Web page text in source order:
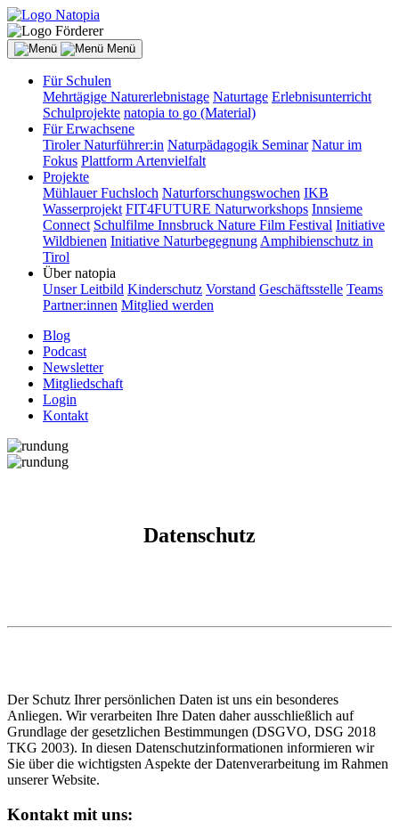
Menü
Für Schulen
Mehrtägige Naturerlebnistage Naturtage Erlebnisunterricht
Schulprojekte natopia to go (Material)
Für Erwachsene
Tiroler Naturführer:in Naturpädagogik Seminar Natur im
Fokus Plattform Artenvielfalt
Projekte
Mühlauer Fuchsloch Naturforschungswochen IKB
Wasserprojekt FIT4FUTURE Naturworkshops Innsieme
Connect Schulfilme Innsbruck Nature Film Festival Initiative
Wildbienen Initiative Naturbegegnung Amphibienschutz in
Tirol
Über natopia
Unser Leitbild Kinderschutz Vorstand Geschäftsstelle Teams
Partner:innen Mitglied werden
Blog
Podcast
Newsletter
Mitgliedschaft
Login
Kontakt
Datenschutz
Der Schutz Ihrer persönlichen Daten ist uns ein besonderes
Anliegen. Wir verarbeiten Ihre Daten daher ausschließlich auf
Grundlage der gesetzlichen Bestimmungen (DSGVO, DSG 2018
TKG 2003). In diesen Datenschutzinformationen informieren wir
Sie über die wichtigsten Aspekte der Datenverarbeitung im Rahmen
unserer Website.
Kontakt mit uns: